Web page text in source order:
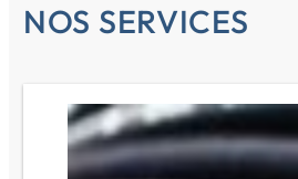
NOS SERVICES